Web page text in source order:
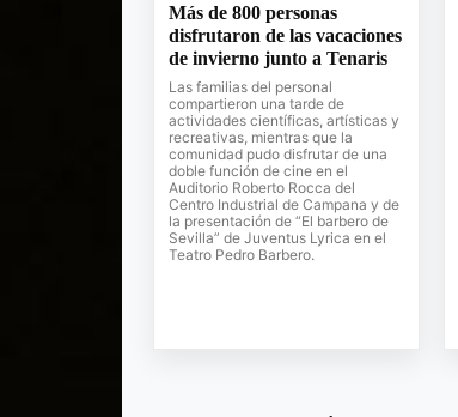
Más de 800 personas
disfrutaron de las vacaciones
de invierno junto a Tenaris
Las familias del personal
compartieron una tarde de
actividades científicas, artísticas y
recreativas, mientras que la
comunidad pudo disfrutar de una
doble función de cine en el
Auditorio Roberto Rocca del
Centro Industrial de Campana y de
la presentación de “El barbero de
Sevilla” de Juventus Lyrica en el
Teatro Pedro Barbero.